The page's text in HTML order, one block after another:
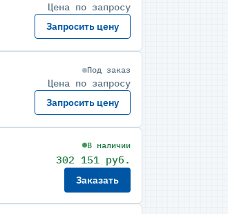
Цена по запросу
Запросить цену
Под заказ
Цена по запросу
Запросить цену
В наличии
302 151 руб.
Заказать